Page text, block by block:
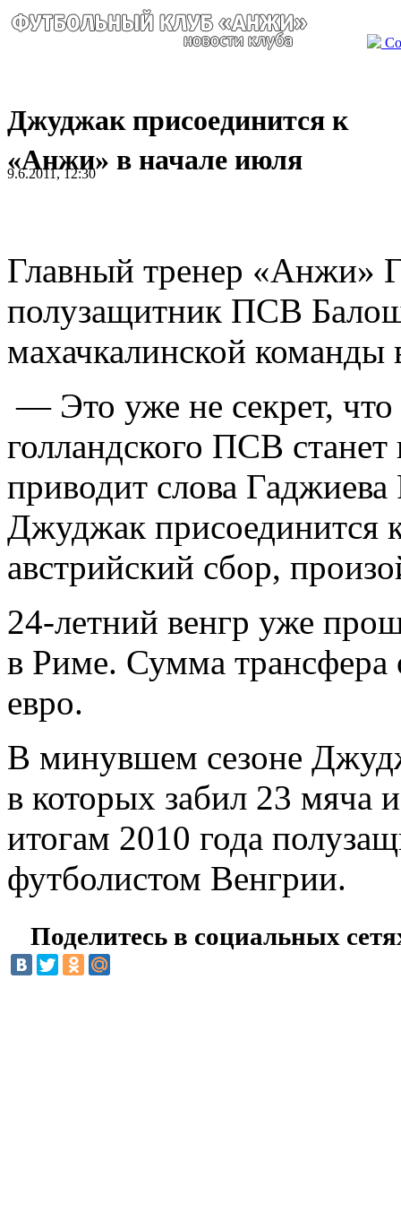
Джуджак присоединится к
«Анжи» в начале июля
9.6.2011, 12:30
Главный тренер «Анжи»
полузащитник ПСВ
махачкалинской команды
— Это уже не секрет,
голландского ПСВ
приводит слова
Джуджак присоединится
австрийский сбор,
24-летний венгр уже
в Риме. Сумма трансфера
евро.
В минувшем сезоне
в которых забил 23 мяча
итогам 2010 года
футболистом Венгрии.
Поделитесь в социальных